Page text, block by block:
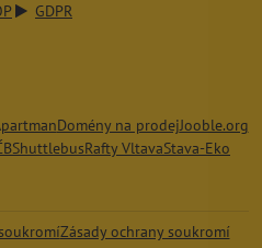
GDPR
Domény na prodejJooble.org
ShuttlebusRafty VltavaStava-Eko
Zásady ochrany soukromí